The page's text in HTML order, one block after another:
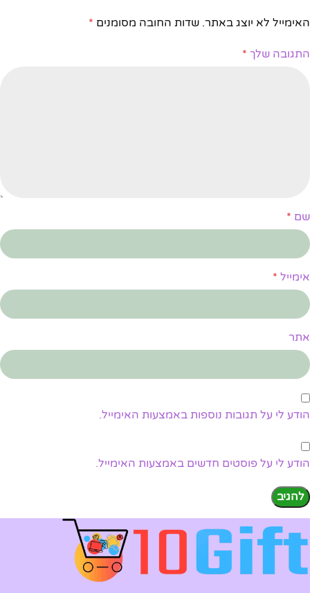
האימייל לא יוצג באתר. שדות החובה מסומנים *
התגובה שלך *
שם *
אימייל *
אתר
הודע לי על תגובות נוספות באמצעות האימייל.
הודע לי על פוסטים חדשים באמצעות האימייל.